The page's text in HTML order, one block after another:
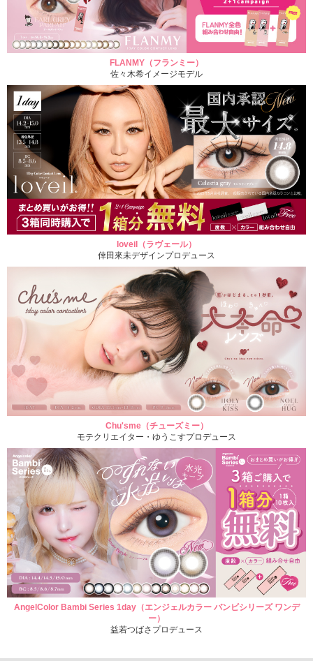
FLANMY（フランミー）
佐々木希イメージモデル
loveil（ラヴェール）
倖田來未デザインプロデュース
Chu'sme（チューズミー）
モテクリエイター・ゆうこすプロデュース
AngelColor Bambi Series 1day（エンジェルカラー バンビシリーズ ワンデ
ー）
益若つばさプロデュース